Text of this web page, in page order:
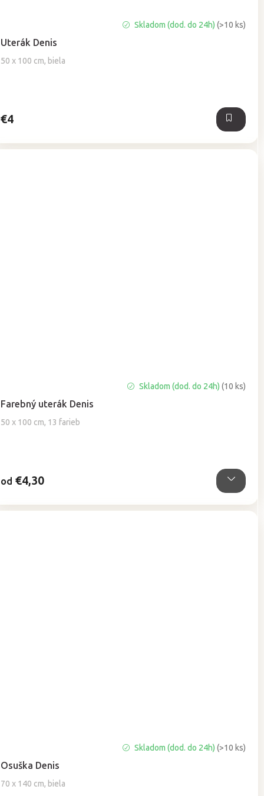
Uterák Denis
50 x 100 cm, biela
hodnotenie
produktu
je
Skladom (dod. do 24h)(>10 ks)
€4
Farebný uterák Denis
50 x 100 cm, 13 farieb
hodnotenie
produktu
je
Skladom (dod. do 24h)(10 ks)
od €4,30
Osuška Denis
70 x 140 cm, biela
hodnotenie
produktu
je
Skladom (dod. do 24h)(>10 ks)